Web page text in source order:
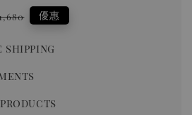
優惠